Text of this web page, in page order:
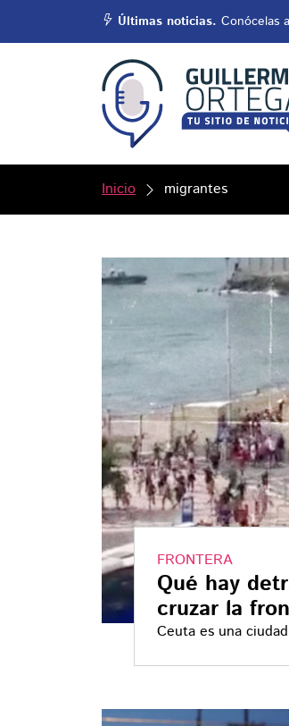
Últimas noticias. Conócelas
Inicio migrantes
FRONTERA
Qué hay
cruzar la
Ceuta es una